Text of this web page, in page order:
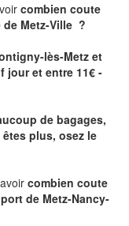
combien coute
de Metz-Ville ?
lès-Metz et
jour et entre 11€ -
de bagages,
plus, osez le
combien coute
de Metz-Nancy-